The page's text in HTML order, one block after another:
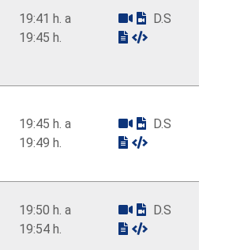
19:41 h. a
19:45 h.
D.S
19:45 h. a
19:49 h.
D.S
19:50 h. a
19:54 h.
D.S